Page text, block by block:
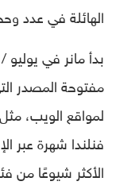
الهائلة في عدد
مفتوحة المصدر
لمواقع الويب،
فنلندا شهرة عبر
الأكثر شيوعًا